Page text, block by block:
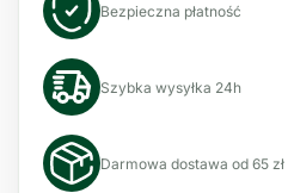
Bezpieczna płatność
Szybka wysyłka 24h
Darmowa dostawa od 65 zł